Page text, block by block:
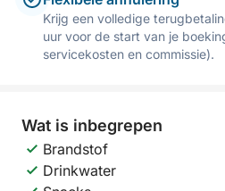
Krijg een volledige
uur voor de start van je
servicekosten en commissie).
Wat is inbegrepen
Brandstof
Drinkwater